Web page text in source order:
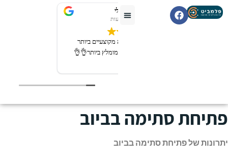
רובי מיכאלי
שירות מעולה חברה מקוצעיים ביותר
יודעים את העבודה מומלץ ביותר👌👌
פתיחת סתימה בביוב
יתרונות של פתיחת סתימה בביוב